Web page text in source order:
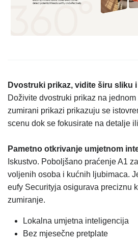
Dvostruki prikaz, vidite širu sliku
Doživite dvostruki prikaz na
zumirani prikazi prikazuju se
scenu dok se fokusirate na detalje
Pametno otkrivanje umjetnom
Iskustvo. Poboljšano praćenje A1
voljenih osoba i kućnih ljubimaca.
eufy Securityja osigurava preciznu
zumiranje.
Lokalna umjetna inteligencija
Bez mjesečne pretplate